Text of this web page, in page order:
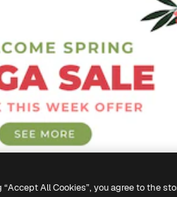
“Accept All Cookies”, you agree to the